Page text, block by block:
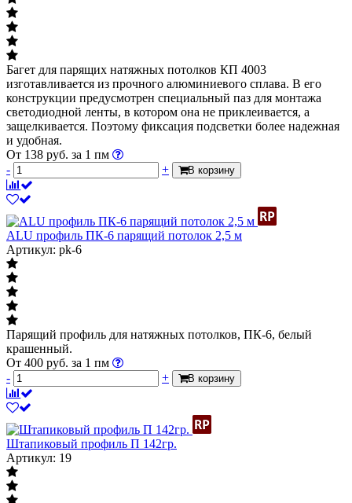
Багет для парящих натяжных потолков КП 4003
изготавливается из прочного алюминиевого сплава. В его
конструкции предусмотрен специальный паз для монтажа
светодиодной ленты, в котором она не приклеивается, а
защелкивается. Поэтому фиксация подсветки более надежная
и удобная.
От 138 руб. за 1 пм
-
+ В корзину
ALU профиль ПК-6 парящий потолок 2,5 м
Артикул: pk-6
Парящий профиль для натяжных потолков, ПК-6, белый
крашенный.
От 400 руб. за 1 пм
-
+ В корзину
Штапиковый профиль П 142гр.
Артикул: 19